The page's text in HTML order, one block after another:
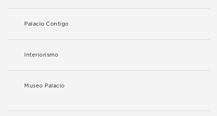
Palacio Contigo
Interiorismo
Museo Palacio